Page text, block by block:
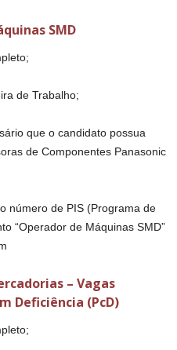
SMD
de Trabalho;
que o candidato possua
de Componentes Panasonic
número de PIS (Programa de
“Operador de Máquinas SMD”
– Vagas
Deficiência (PcD)